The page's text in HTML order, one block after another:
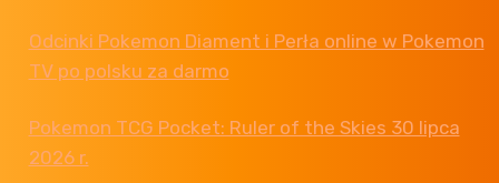
Odcinki Pokemon Diament i Perła online w Pokemon
TV po polsku za darmo
Pokemon TCG Pocket: Ruler of the Skies 30 lipca
2026 r.